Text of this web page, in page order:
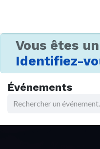
Vous êtes
Identifiez-
Événements